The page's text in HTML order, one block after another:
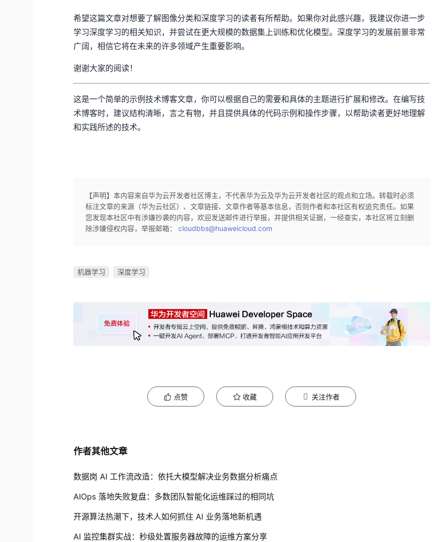
希望这篇文章对想要了解图像分类和深度学习的读者有所帮助。如果你对此感兴趣，我建议你进一步
学习深度学习的相关知识，并尝试在更大规模的数据集上训练和优化模型。深度学习的发展前景非常
广阔，相信它将在未来的许多领域产生重要影响。
谢谢大家的阅读！
这是一个简单的示例技术博客文章，你可以根据自己的需要和具体的主题进行扩展和修改。在编写技
术博客时，建议结构清晰，言之有物，并且提供具体的代码示例和操作步骤，以帮助读者更好地理解
和实践所述的技术。
【声明】本内容来自华为云开发者社区博主，不代表华为云及华为云开发者社区的观点和立场。转载时必须
标注文章的来源（华为云社区）、文章链接、文章作者等基本信息，否则作者和本社区有权追究责任。如果
您发现本社区中有涉嫌抄袭的内容，欢迎发送邮件进行举报，并提供相关证据，一经查实，本社区将立刻删
除涉嫌侵权内容，举报邮箱：cloudbbs@huaweicloud.com
机器学习 深度学习
点赞 收藏 关注作者
作者其他文章
数据岗 AI 工作流改造：依托大模型解决业务数据分析痛点
AIOps 落地失败复盘：多数团队智能化运维踩过的相同坑
开源算法热潮下，技术人如何抓住 AI 业务落地新机遇
AI 监控集群实战：秒级处置服务器故障的运维方案分享